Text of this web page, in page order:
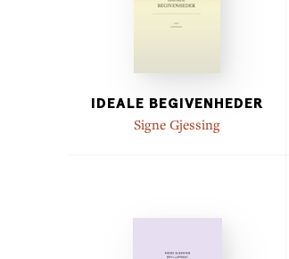
IDEALE BEGIVENHEDER
Signe Gjessing